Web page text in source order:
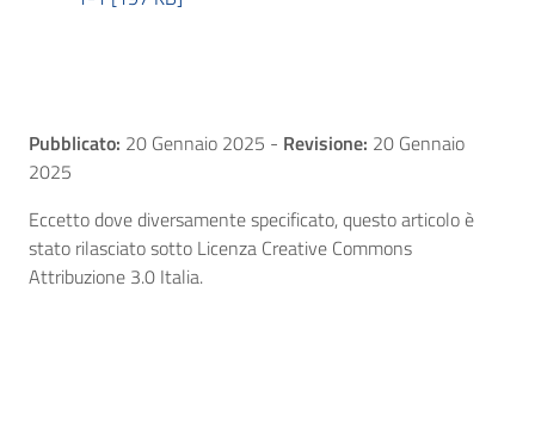
Pubblicato: 20 Gennaio 2025 - Revisione: 20 Gennaio
2025
Eccetto dove diversamente specificato, questo articolo è
stato rilasciato sotto Licenza Creative Commons
Attribuzione 3.0 Italia.